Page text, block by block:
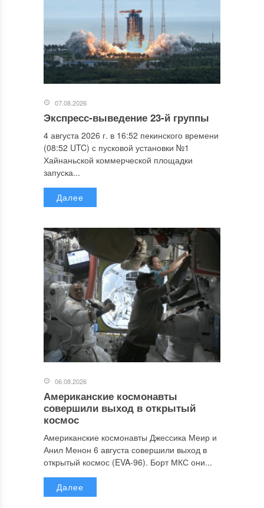
07.08.2026
Экспресс-выведение 23-й группы
4 августа 2026 г. в 16:52 пекинского времени
(08:52 UTC) с пусковой установки №1
Хайнаньской коммерческой площадки
запуска...
Далее
06.08.2026
Американские космонавты
совершили выход в открытый
космос
Американские космонавты Джессика Меир и
Анил Менон 6 августа совершили выход в
открытый космос (EVA-96). Борт МКС они...
Далее